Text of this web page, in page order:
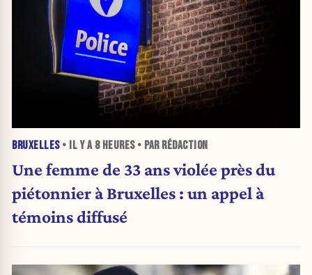
BRUXELLES• IL Y A 8 HEURES• PAR RÉDACTION
Une femme de 33 ans violée près du
piétonnier à Bruxelles : un appel à
témoins diffusé